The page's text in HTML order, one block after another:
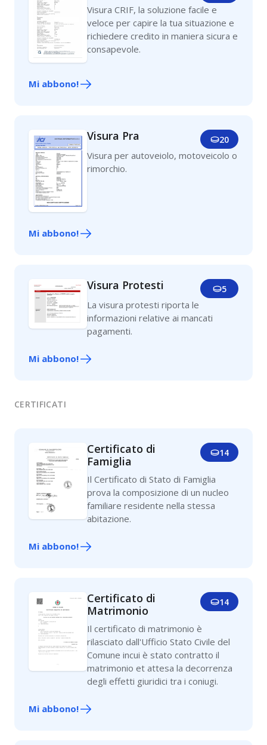
Visura CRIF, la soluzione facile e
veloce per capire la tua situazione e
richiedere credito in maniera sicura e
consapevole.
Mi abbono!
Visura Pra 20
Visura per autoveiolo, motoveicolo o
rimorchio.
Mi abbono!
Visura Protesti 5
La visura protesti riporta le
informazioni relative ai mancati
pagamenti.
Mi abbono!
CERTIFICATI
Certificato di
Famiglia
14
Il Certificato di Stato di Famiglia
prova la composizione di un nucleo
familiare residente nella stessa
abitazione.
Mi abbono!
Certificato di
Matrimonio
14
Il certificato di matrimonio è
rilasciato dall'Ufficio Stato Civile del
Comune incui è stato contratto il
matrimonio et attesa la decorrenza
degli effetti giuridici tra i coniugi.
Mi abbono!